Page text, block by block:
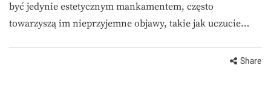
być jedynie estetycznym mankamentem, często
towarzyszą im nieprzyjemne objawy, takie jak uczucie…
Share